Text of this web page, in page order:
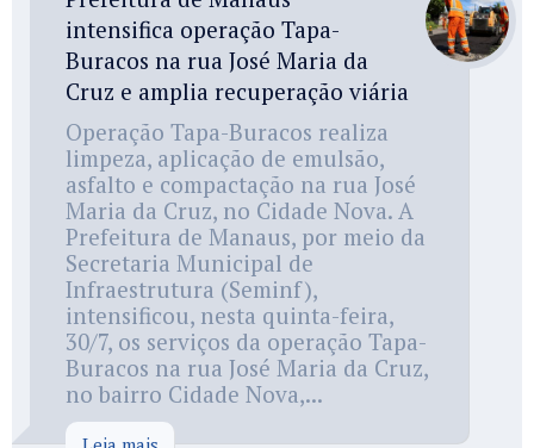
intensifica operação Tapa-
Buracos na rua José Maria da
Cruz e amplia recuperação viária
Operação Tapa-Buracos realiza
limpeza, aplicação de emulsão,
asfalto e compactação na rua José
Maria da Cruz, no Cidade Nova. A
Prefeitura de Manaus, por meio da
Secretaria Municipal de
Infraestrutura (Seminf),
intensificou, nesta quinta-feira,
30/7, os serviços da operação Tapa-
Buracos na rua José Maria da Cruz,
no bairro Cidade Nova,...